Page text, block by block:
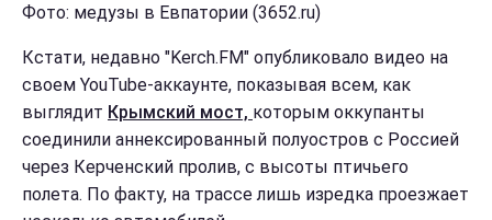
Фото: медузы в Евпатории (3652.ru)
Кстати, недавно "Kerch.FM" опубликовало видео на
своем YouTube-аккаунте, показывая всем, как
выглядит Крымский мост, которым оккупанты
соединили аннексированный полуостров с Россией
через Керченский пролив, с высоты птичьего
полета. По факту, на трассе лишь изредка проезжает